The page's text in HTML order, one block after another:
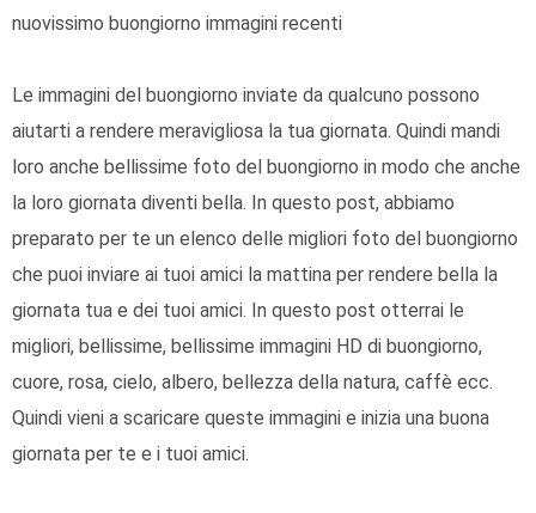
nuovissimo buongiorno immagini recenti
Le immagini del buongiorno inviate da qualcuno possono
aiutarti a rendere meravigliosa la tua giornata. Quindi mandi
loro anche bellissime foto del buongiorno in modo che anche
la loro giornata diventi bella. In questo post, abbiamo
preparato per te un elenco delle migliori foto del buongiorno
che puoi inviare ai tuoi amici la mattina per rendere bella la
giornata tua e dei tuoi amici. In questo post otterrai le
migliori, bellissime, bellissime immagini HD di buongiorno,
cuore, rosa, cielo, albero, bellezza della natura, caffè ecc.
Quindi vieni a scaricare queste immagini e inizia una buona
giornata per te e i tuoi amici.